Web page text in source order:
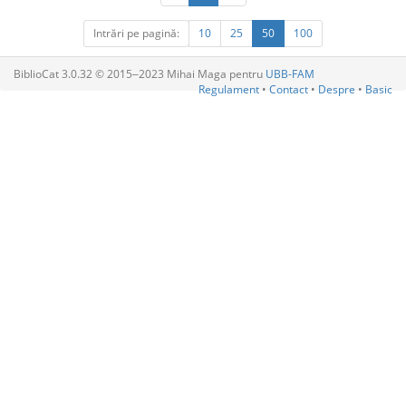
Intrări pe pagină: 10 25 50 100
BiblioCat 3.0.32 © 2015‒2023 Mihai Maga pentru UBB-FAM
Regulament • Contact • Despre • Basic